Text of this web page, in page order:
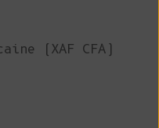
(XAF CFA)